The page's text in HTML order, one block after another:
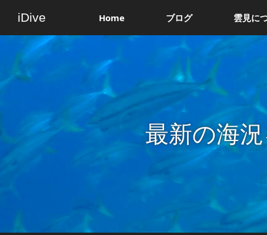
iDive Home ブログ 雲見に
最新の海